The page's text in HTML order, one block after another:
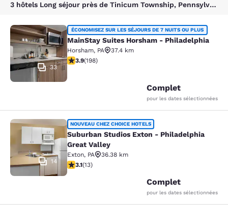
3 hôtels Long séjour près de Tinicum Township, Pennsylvanie, États-Unis correspondent à vos filtres
MainStay Suites Horsham -
33
ÉCONOMISEZ SUR LES SÉJOURS DE 7 NUITS OU PLUS
MainStay Suites Horsham - Philadelphia
Horsham, PA
37.4 km
3.89 étoiles. Bien. 198 commentaires
3.9(198)
Complet
pour les dates sélectionnées
Suburban Studios Exton -
14
NOUVEAU CHEZ CHOICE HOTELS
Suburban Studios Exton - Philadelphia
Great Valley
Exton, PA
36.38 km
3.08 étoiles. Moyen. 13 commentaires
3.1(13)
Complet
pour les dates sélectionnées